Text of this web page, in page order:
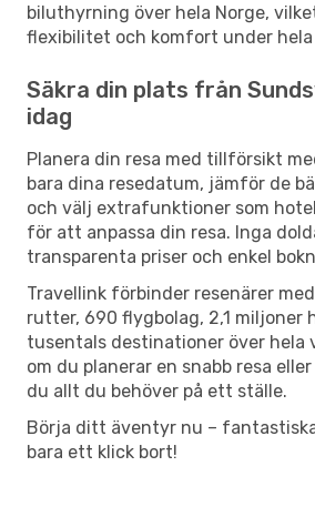
biluthyrning över hela Norge,
flexibilitet och komfort under hela
Säkra din plats från
idag
Planera din resa med tillförsikt
bara dina resedatum, jämför de
och välj extrafunktioner som
för att anpassa din resa. Inga
transparenta priser och enkel
Travellink förbinder resenärer
rutter, 690 flygbolag, 2,1 miljoner
tusentals destinationer över hela
om du planerar en snabb resa
du allt du behöver på ett ställe.
Börja ditt äventyr nu –
bara ett klick bort!